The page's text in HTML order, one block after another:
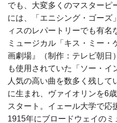
でも、大変多くのマスターピ
には、「エニシング・ゴーズ
ィスのレパートリーでも有名
ミュージカル「キス・ミー
画劇場』（制作：テレビ朝日
も使用されていた「ソー・イ
人気の高い曲を数多く残して
に生まれ、ヴァイオリンを6
スタート。イェール大学で応
1915年にブロードウェイの